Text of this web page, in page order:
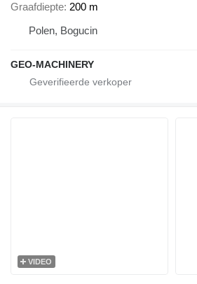
Graafdiepte 200 m
Polen, Bogucin
GEO-MACHINERY
VIDEO